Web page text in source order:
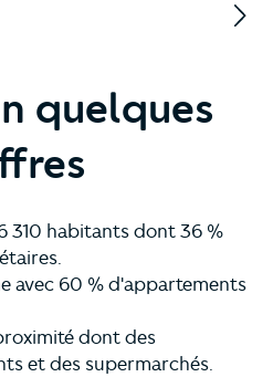
quelques
310 habitants dont 36 %
avec 60 % d'appartements
dont des
et des supermarchés.